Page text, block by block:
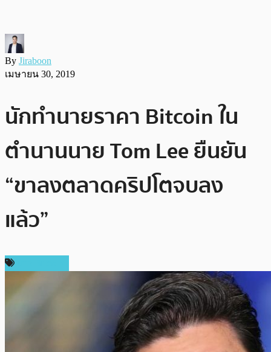
By Jiraboon
เมษายน 30, 2019
นักทำนายราคา Bitcoin ใน
ตำนานนาย Tom Lee ยืนยัน
“ขาลงตลาดคริปโตจบลง
แล้ว”